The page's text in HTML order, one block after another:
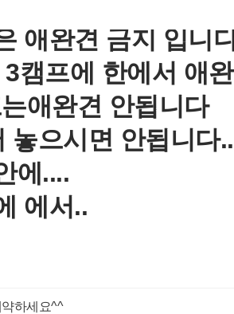
애완견 금지 입니
캠프에 한에서 애
애완견 안됩니다
놓으시면 안됩니다..
에....
에서..
하세요^^